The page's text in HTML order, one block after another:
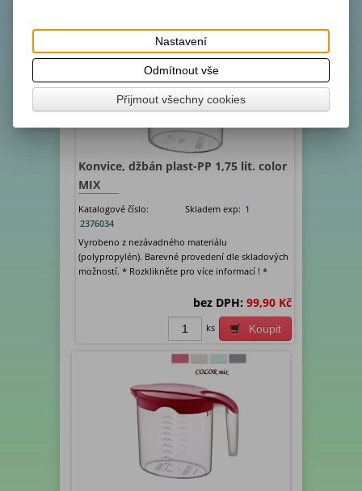
Konvice, džbán plast-PP 1,75 lit. color
MIX
Katalogové číslo:
2376034
Skladem exp: 1
Vyrobeno z nezávadného materiálu
(polypropylén). Barevné provedení dle skladových
možností. * Rozklikněte pro více informací ! *
bez DPH: 99,90 Kč
Koupit
ks
Nastavení
Odmítnout vše
Přijmout všechny cookies